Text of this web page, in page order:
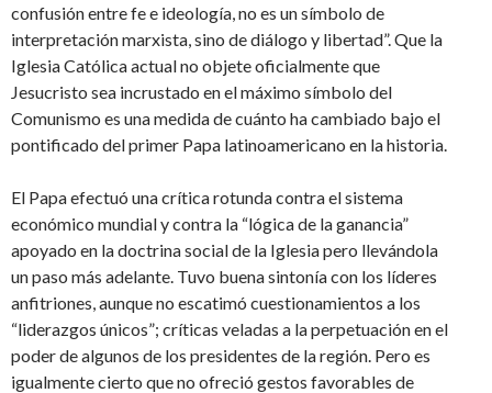
confusión entre fe e ideología, no es un símbolo de
interpretación marxista, sino de diálogo y libertad”. Que la
Iglesia Católica actual no objete oficialmente que
Jesucristo sea incrustado en el máximo símbolo del
Comunismo es una medida de cuánto ha cambiado bajo el
pontificado del primer Papa latinoamericano en la historia.
El Papa efectuó una crítica rotunda contra el sistema
económico mundial y contra la “lógica de la ganancia”
apoyado en la doctrina social de la Iglesia pero llevándola
un paso más adelante. Tuvo buena sintonía con los líderes
anfitriones, aunque no escatimó cuestionamientos a los
“liderazgos únicos”; críticas veladas a la perpetuación en el
poder de algunos de los presidentes de la región. Pero es
igualmente cierto que no ofreció gestos favorables de